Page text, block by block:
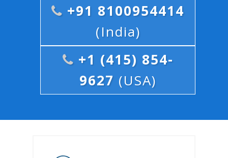
+91 8100954414
(India)
+1 (415) 854-
9627 (USA)